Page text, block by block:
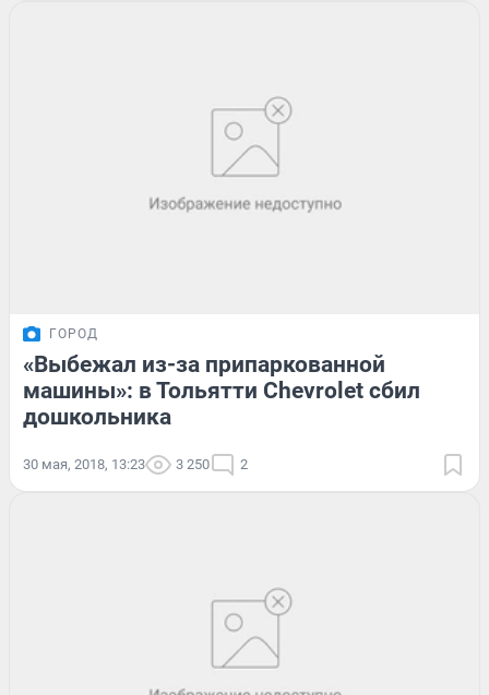
ГОРОД
«Выбежал из-за припаркованной
машины»: в Тольятти Chevrolet сбил
дошкольника
30 мая, 2018, 13:23 3 250 2